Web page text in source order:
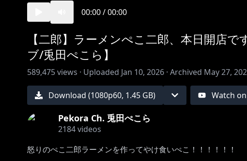
00:00/00:00
【二郎】ラーメンぺこ二郎、本日開店
ブ/兎田ぺこら】
589,475views · Uploaded Jan 10, 2026 · Archived May 27,
Download (1080p60, 1.45 GB) Watch
Pekora Ch. 兎田ぺこら
2184videos
怒りのぺこ二郎ラーメンを作ってやけ食いぺこ！！！！！！